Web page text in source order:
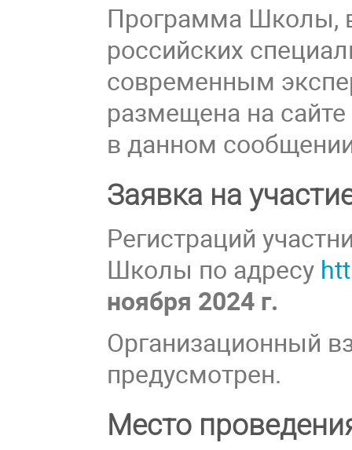
Программа Школы,
российских
современным
размещена на сайте
в данном
Заявка на
Регистраций
Школы по адресу
ноября 2024 г.
Организационный
предусмотрен.
Место